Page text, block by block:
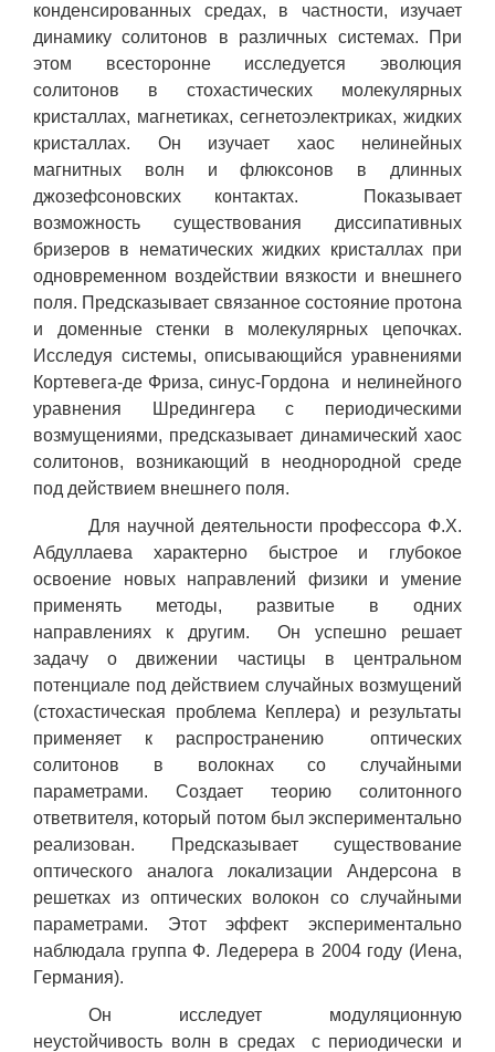
конденсированных средах, в частности, изучает
динамику солитонов в различных системах. При
этом всесторонне исследуется эволюция
солитонов в стохастических молекулярных
кристаллах, магнетиках, сегнетоэлектриках, жидких
кристаллах. Он изучает хаос нелинейных
магнитных волн и флюксонов в длинных
джозефсоновских контактах. Показывает
возможность существования диссипативных
бризеров в нематических жидких кристаллах при
одновременном воздействии вязкости и внешнего
поля. Предсказывает связанное состояние протона
и доменные стенки в молекулярных цепочках.
Исследуя системы, описывающийся уравнениями
Кортевега-де Фриза, синус-Гордона и нелинейного
уравнения Шредингера с периодическими
возмущениями, предсказывает динамический хаос
солитонов, возникающий в неоднородной среде
под действием внешнего поля.
Для научной деятельности профессора Ф.Х.
Абдуллаева характерно быстрое и глубокое
освоение новых направлений физики и умение
применять методы, развитые в одних
направлениях к другим. Он успешно решает
задачу о движении частицы в центральном
потенциале под действием случайных возмущений
(стохастическая проблема Кеплера) и результаты
применяет к распространению оптических
солитонов в волокнах со случайными
параметрами. Создает теорию солитонного
ответвителя, который потом был экспериментально
реализован. Предсказывает существование
оптического аналога локализации Андерсона в
решетках из оптических волокон со случайными
параметрами. Этот эффект экспериментально
наблюдала группа Ф. Ледерера в 2004 году (Иена,
Германия).
Он исследует модуляционную
неустойчивость волн в средах с периодически и